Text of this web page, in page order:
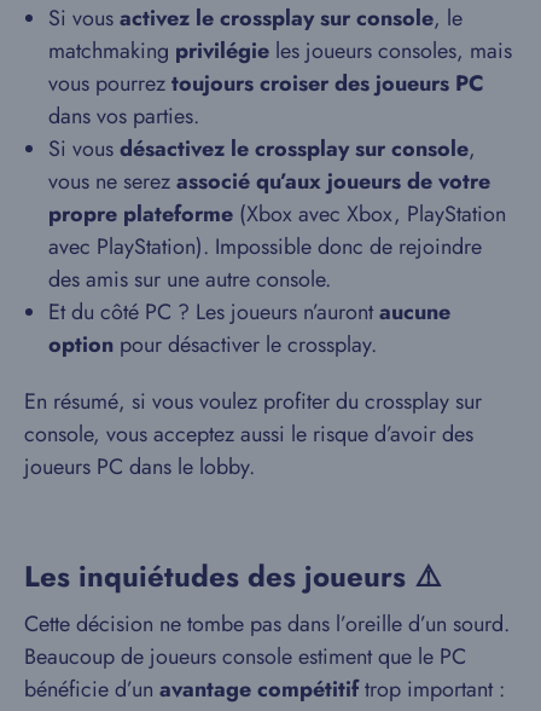
Si vousactivez le crossplay sur console, le
matchmaking privilégie les joueurs consoles, mais
vous pourreztoujours croiser des joueurs PC
dans vos parties.
Si vousdésactivez le crossplay sur console,
vous ne serezassocié qu’aux joueurs de votre
propre plateforme (Xbox avec Xbox, PlayStation
avec PlayStation). Impossible donc de rejoindre
des amis sur une autre console.
Et du côté PC ? Les joueurs n’aurontaucune
option pour désactiver le crossplay.
En résumé, si vous voulez profiter du crossplay sur
console, vous acceptez aussi le risque d’avoir des
joueurs PC dans le lobby.
Les inquiétudes des joueurs ⚠️
Cette décision ne tombe pas dans l’oreille d’un sourd.
Beaucoup de joueurs console estiment que le PC
bénéficie d’un avantage compétitiftrop important :